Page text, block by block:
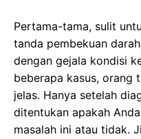
Pertama-tama, sulit
tanda pembekuan
dengan gejala kondisi
beberapa kasus, orang
jelas. Hanya setelah
ditentukan apakah
masalah ini atau tidak.